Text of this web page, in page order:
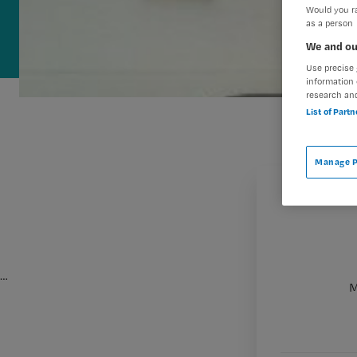
…
Would you
as a person
We and
Use
information
research
List of
Manage